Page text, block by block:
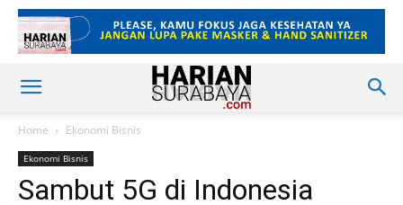
Home Ekonomi Bisnis
Ekonomi Bisnis
Sambut 5G di Indonesia